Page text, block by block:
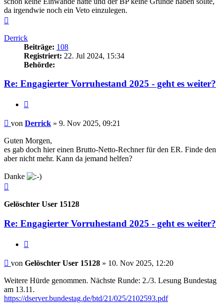
da irgendwie noch ein Veto einzulegen.
Derrick
Beiträge: 108
Registriert: 22. Jul 2024, 15:34
Behörde:
Re: Engagierter Vorruhestand 2025 - geht es weiter?
Beitrag
von Derrick » 9. Nov 2025, 09:21
Guten Morgen,
es gab doch hier einen Brutto-Netto-Rechner für den ER. Finde den
aber nicht mehr. Kann da jemand helfen?
Danke
Gelöschter User 15128
Re: Engagierter Vorruhestand 2025 - geht es weiter?
Beitrag
von Gelöschter User 15128 » 10. Nov 2025, 12:20
Weitere Hürde genommen. Nächste Runde: 2./3. Lesung Bundestag
am 13.11.
https://dserver.bundestag.de/btd/21/025/2102593.pdf